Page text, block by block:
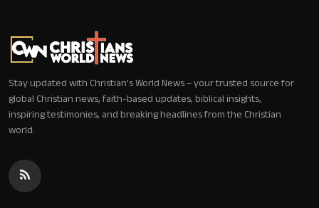
Stay updated with Christian's World News – your trusted source for
global Christian news, faith-based updates, biblical insights,
inspiring testimonies, and breaking headlines from the Christian
world.